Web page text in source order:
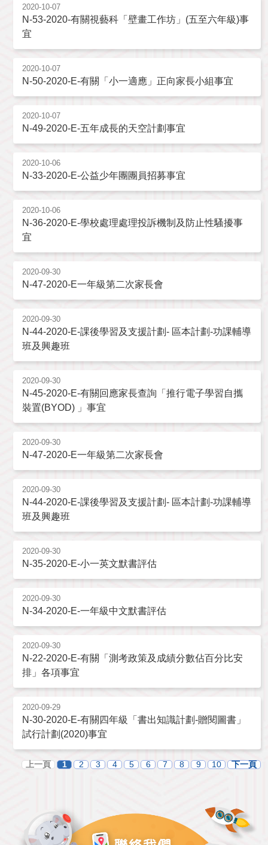
2020-10-07
N-53-2020-有關視藝科「壁畫工作坊」(五至六年級)事
宜
2020-10-07
N-50-2020-E-有關「小一適應」正向家長小組事宜
2020-10-07
N-49-2020-E-五年成長的天空計劃事宜
2020-10-06
N-33-2020-E-公益少年團團員招募事宜
2020-10-06
N-36-2020-E-學校處理處理投訴機制及防止性騷擾事
宜
2020-09-30
N-47-2020-E一年級第二次家長會
2020-09-30
N-44-2020-E-課後學習及支援計劃- 區本計劃-功課輔導
班及興趣班
2020-09-30
N-45-2020-E-有關回應家長查詢「推行電子學習自攜
裝置(BYOD) 」事宜
2020-09-30
N-47-2020-E一年級第二次家長會
2020-09-30
N-44-2020-E-課後學習及支援計劃- 區本計劃-功課輔導
班及興趣班
2020-09-30
N-35-2020-E-小一英文默書評估
2020-09-30
N-34-2020-E-一年級中文默書評估
2020-09-30
N-22-2020-E-有關「測考政策及成績分數佔百分比安
排」各項事宜
2020-09-29
N-30-2020-E-有關四年級「書出知識計劃-贈閱圖書」
試行計劃(2020)事宜
上一頁 1 2 3 4 5 6 7 8 9 10 下一頁